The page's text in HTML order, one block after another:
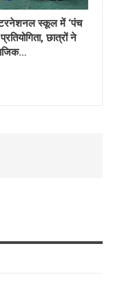
स्कूल में ‘पंच
प्रतियोगिता, छात्रों ने